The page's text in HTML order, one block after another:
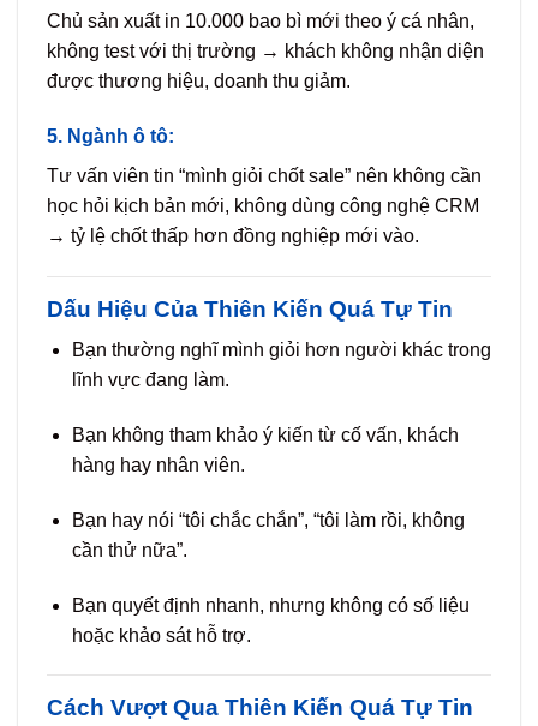
Chủ sản xuất in 10.000 bao bì mới theo ý cá nhân,
không test với thị trường → khách không nhận diện
được thương hiệu, doanh thu giảm.
5. Ngành ô tô:
Tư vấn viên tin “mình giỏi chốt sale” nên không cần
học hỏi kịch bản mới, không dùng công nghệ CRM
→ tỷ lệ chốt thấp hơn đồng nghiệp mới vào.
Dấu Hiệu Của Thiên Kiến Quá Tự Tin
Bạn thường nghĩ mình giỏi hơn người khác trong
lĩnh vực đang làm.
Bạn không tham khảo ý kiến từ cố vấn, khách
hàng hay nhân viên.
Bạn hay nói “tôi chắc chắn”, “tôi làm rồi, không
cần thử nữa”.
Bạn quyết định nhanh, nhưng không có số liệu
hoặc khảo sát hỗ trợ.
Cách Vượt Qua Thiên Kiến Quá Tự Tin